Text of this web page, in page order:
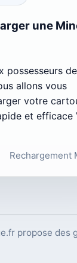
une
possesseurs de
allons vous
votre
et efficace
Rechargement
propose des